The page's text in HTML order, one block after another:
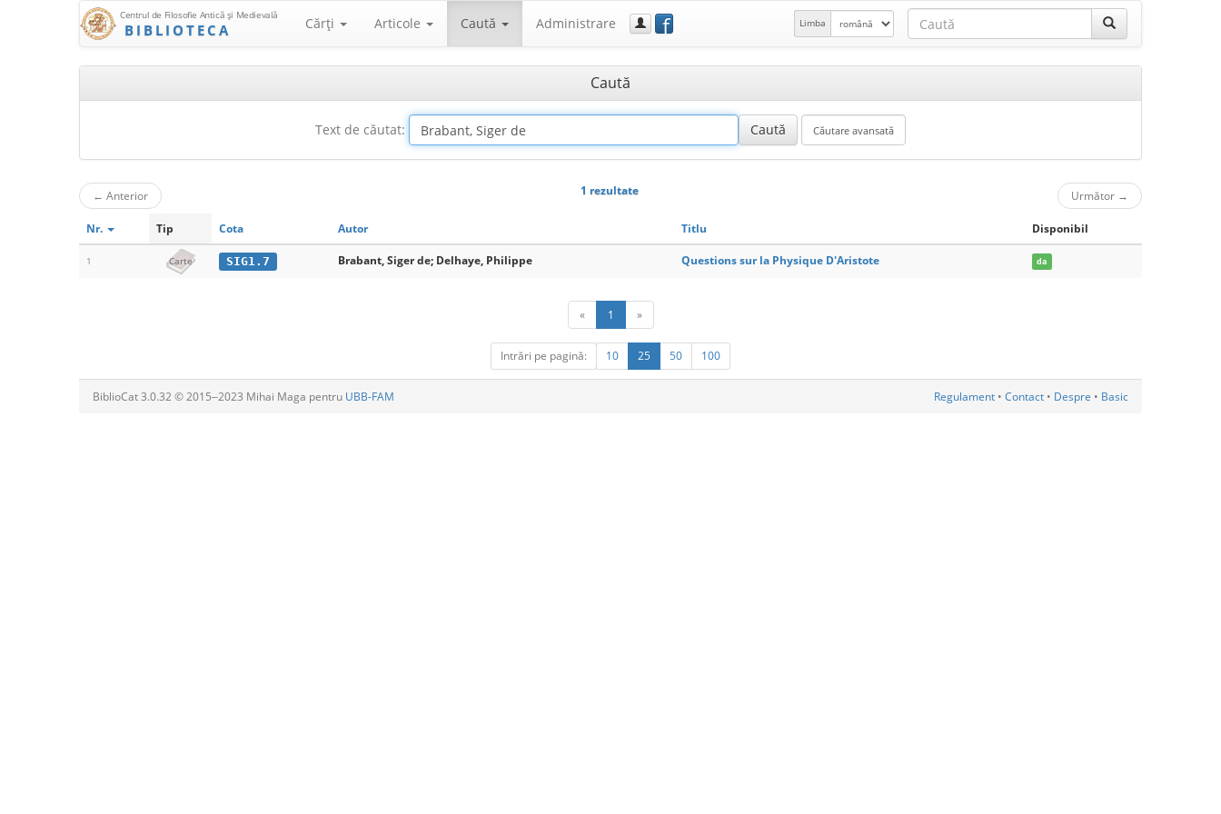
Centrul de Filosofie Antică şi Medievală
BIBLIOTECA Cărţi Articole Caută Administrare f Limba
Caută
Text de căutat:
← Anterior 1 rezultate Următor →
Nr. Tip Cota Autor Titlu Disponibil
1 Carte SIG1.7 Brabant, Siger de; Delhaye, Philippe Questions sur la Physique D'Aristote da
« 1 »
Intrări pe pagină: 10 25 50 100
BiblioCat 3.0.32 © 2015‒2023 Mihai Maga pentru UBB-FAM Regulament • Contact • Despre • Basic